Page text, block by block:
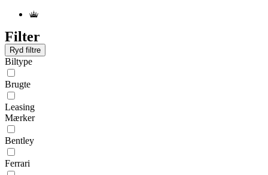
Filter
Ryd filtre
Biltype
Brugte
Leasing
Mærker
Bentley
Ferrari